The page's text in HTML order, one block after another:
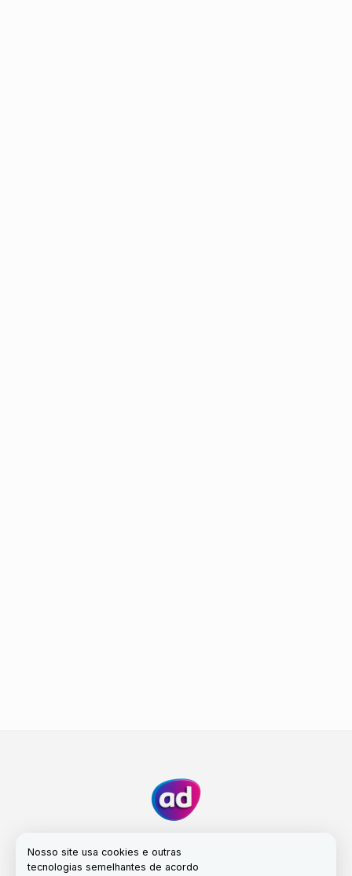
Nosso site usa cookies e outras
tecnologias semelhantes de acordo